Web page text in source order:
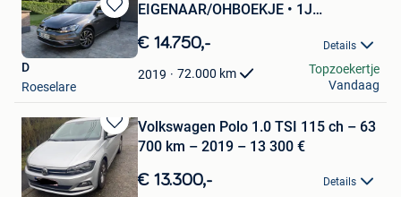
Bewaren
in
Mijn
Favorieten
EIGENAAR/OHBOEKJE • 1J
€ 14.750,- Details
2019 72.000 km
D
Roeselare
Topzoekertje
Vandaag
Bewaren
in
Mijn
Favorieten
Volkswagen Polo 1.0 TSI 115 ch – 63
700 km – 2019 – 13 300 €
€ 13.300,- Details